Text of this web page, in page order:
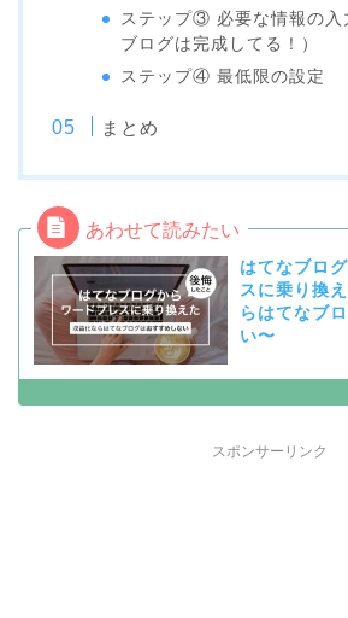
ステップ③ 必要な情報の
ブログは完成してる！）
ステップ④ 最低限の設定
まとめ
はてなブロ
スに乗り換
らはてなブ
い〜
スポンサーリンク